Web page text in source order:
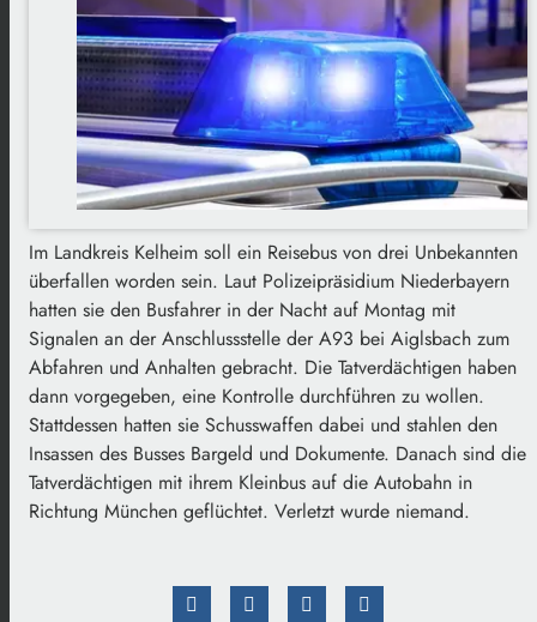
Im Landkreis Kelheim soll ein Reisebus von drei Unbekannten
überfallen worden sein. Laut Polizeipräsidium Niederbayern
hatten sie den Busfahrer in der Nacht auf Montag mit
Signalen an der Anschlussstelle der A93 bei Aiglsbach zum
Abfahren und Anhalten gebracht. Die Tatverdächtigen haben
dann vorgegeben, eine Kontrolle durchführen zu wollen.
Stattdessen hatten sie Schusswaffen dabei und stahlen den
Insassen des Busses Bargeld und Dokumente. Danach sind die
Tatverdächtigen mit ihrem Kleinbus auf die Autobahn in
Richtung München geflüchtet. Verletzt wurde niemand.